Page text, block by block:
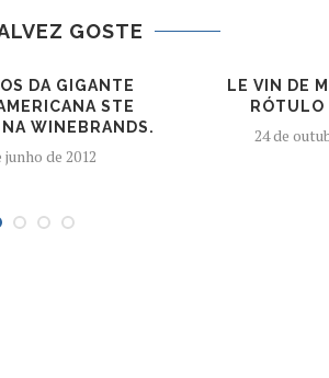
GOSTE
DA GIGANTE
STE
WINEBRANDS.
junho de 2012
LE VIN DE
RÓTULO
24 de